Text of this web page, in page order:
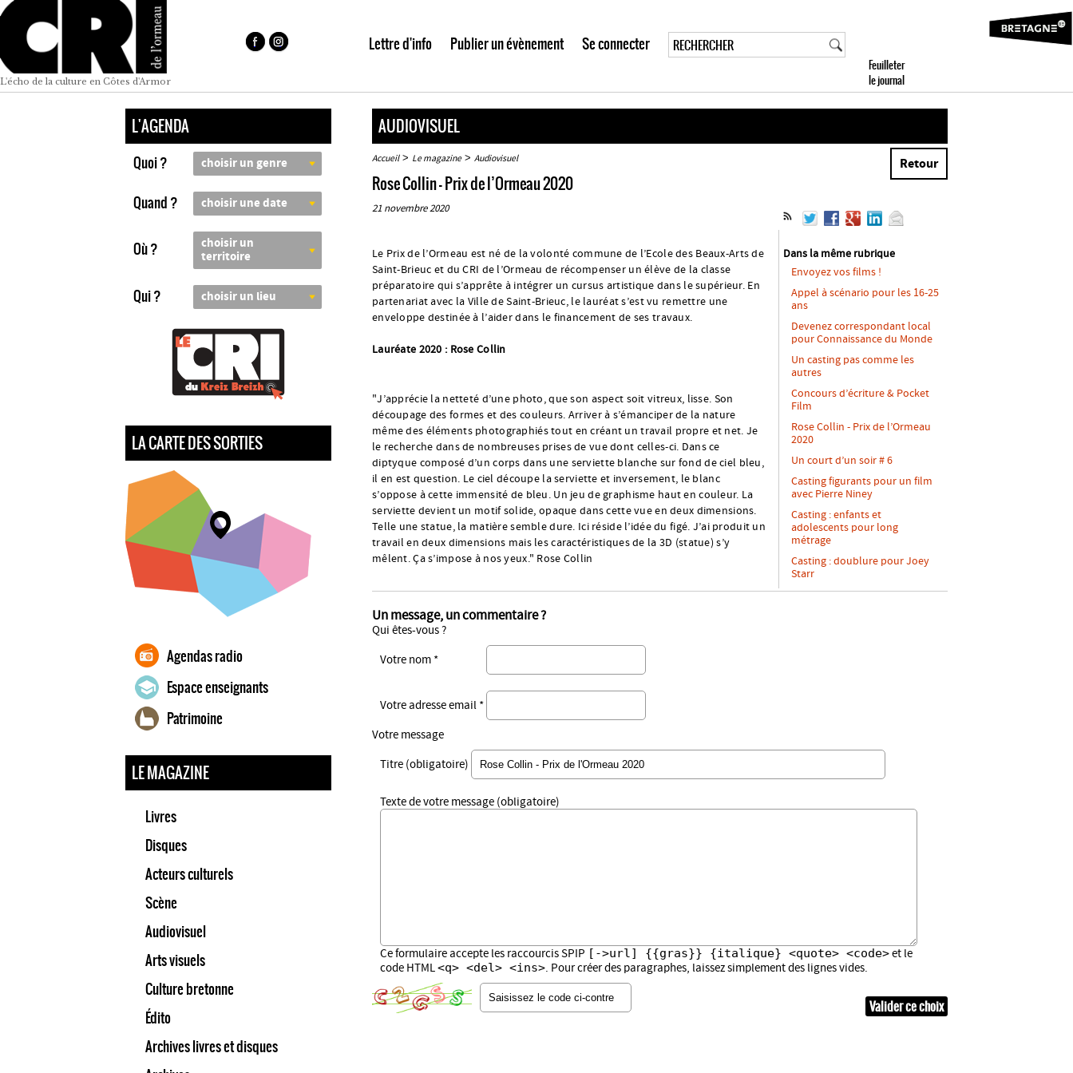
L'écho de la culture en Côtes d'Armor
Lettre d'info Publier un évènement Se connecter
L'AGENDA
Quoi ? choisir un genre
Quand ? choisir une date
Où ?
choisir un
territoire
Qui ? choisir un lieu
LA CARTE DES SORTIES
Agendas radio
Espace enseignants
Patrimoine
LE MAGAZINE
Livres
Disques
Acteurs culturels
Scène
Audiovisuel
Arts visuels
Culture bretonne
Édito
Archives livres et disques
AUDIOVISUEL
Accueil> Le magazine> Audiovisuel Retour
Rose Collin - Prix de l’Ormeau 2020
21 novembre 2020
Le Prix de l’Ormeau est né de la volonté commune de l’Ecole des Beaux-Arts de
Saint-Brieuc et du CRI de l’Ormeau de récompenser un élève de la classe
préparatoire qui s’apprête à intégrer un cursus artistique dans le supérieur. En
partenariat avec la Ville de Saint-Brieuc, le lauréat s’est vu remettre une
enveloppe destinée à l’aider dans le financement de ses travaux.
Lauréate 2020 : Rose Collin
"J’apprécie la netteté d’une photo, que son aspect soit vitreux, lisse. Son
découpage des formes et des couleurs. Arriver à s’émanciper de la nature
même des éléments photographiés tout en créant un travail propre et net. Je
le recherche dans de nombreuses prises de vue dont celles-ci. Dans ce
diptyque composé d’un corps dans une serviette blanche sur fond de ciel bleu,
il en est question. Le ciel découpe la serviette et inversement, le blanc
s’oppose à cette immensité de bleu. Un jeu de graphisme haut en couleur. La
serviette devient un motif solide, opaque dans cette vue en deux dimensions.
Telle une statue, la matière semble dure. Ici réside l’idée du figé. J’ai produit un
travail en deux dimensions mais les caractéristiques de la 3D (statue) s’y
mêlent. Ça s’impose à nos yeux." Rose Collin
Dans la même rubrique
Envoyez vos films !
Appel à scénario pour les 16-25
ans
Devenez correspondant local
pour Connaissance du Monde
Un casting pas comme les
autres
Concours d’écriture & Pocket
Film
Rose Collin - Prix de l’Ormeau
2020
Un court d’un soir # 6
Casting figurants pour un film
avec Pierre Niney
Casting : enfants et
adolescents pour long
métrage
Casting : doublure pour Joey
Starr
Un message, un commentaire ?
Qui êtes-vous ?
Votre nom *
Votre adresse email *
Votre message
Titre (obligatoire)
Texte de votre message (obligatoire)
Ce formulaire accepte les raccourcis SPIP [->url] {{gras}} {italique} <quote> <code>et le
code HTML<q> <del> <ins>. Pour créer des paragraphes, laissez simplement des lignes vides.